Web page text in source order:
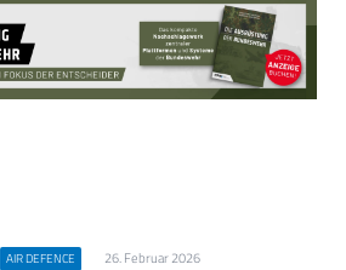
AIR DEFENCE 26. Februar 2026